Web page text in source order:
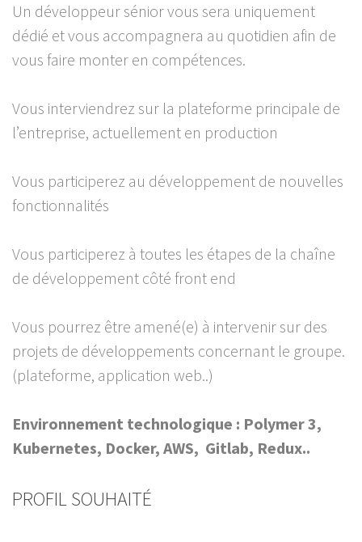
Un développeur sénior vous sera uniquement
dédié et vous accompagnera au quotidien afin de
vous faire monter en compétences.
Vous interviendrez sur la plateforme principale de
l’entreprise, actuellement en production
Vous participerez au développement de nouvelles
fonctionnalités
Vous participerez à toutes les étapes de la chaîne
de développement côté front end
Vous pourrez être amené(e) à intervenir sur des
projets de développements concernant le groupe.
(plateforme, application web..)
Environnement technologique : Polymer 3,
Kubernetes, Docker, AWS, Gitlab, Redux..
PROFIL SOUHAITÉ